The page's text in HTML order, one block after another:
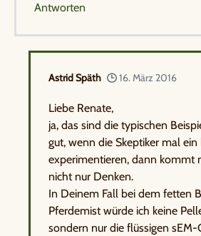
Antworten
Astrid Späth 16. März 2016
Liebe Renate,
ja, das sind die typischen
gut, wenn die Skeptiker mal ein
experimentieren, dann kommt
nicht nur Denken.
In Deinem Fall bei dem fetten
Pferdemist würde ich keine
sondern nur die flüssigen sEM-